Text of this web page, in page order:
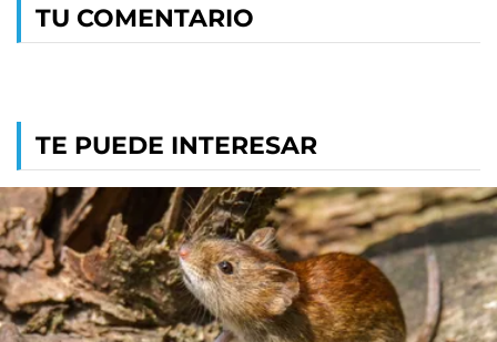
TU COMENTARIO
TE PUEDE INTERESAR